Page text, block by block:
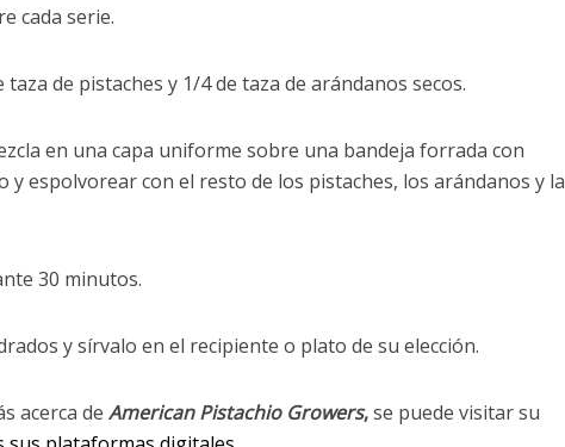
cada serie.
taza de pistaches y 1/4 de taza de arándanos secos.
en una capa uniforme sobre una bandeja forrada con
y espolvorear con el resto de los pistaches, los arándanos y la
30 minutos.
y sírvalo en el recipiente o plato de su elección.
acerca de American Pistachio Growers,se puede visitar su